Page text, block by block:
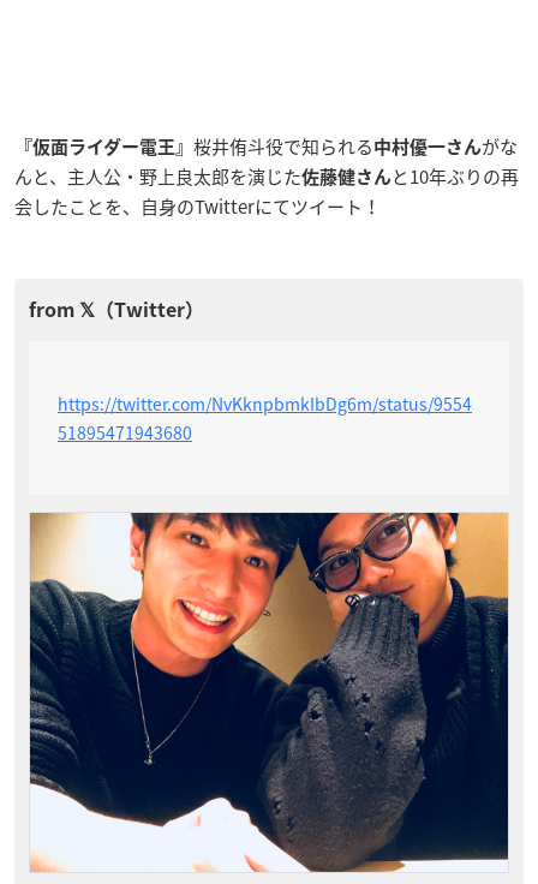
『仮面ライダー電王』 桜井侑斗役で知られる 中村優一さんがな
んと、主人公・野上良太郎を演じた佐藤健さんと10年ぶりの再
会したことを、自身のTwitterにてツイート！
https://twitter.com/NvKknpbmkIbDg6m/status/9554
51895471943680